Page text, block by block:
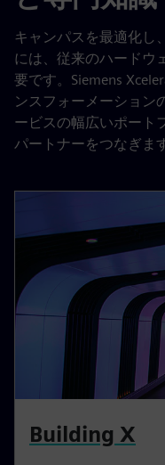
キャンパスを最適化し
には、従来のハードウ
要です。Siemens
ンスフォーメーション
ービスの幅広いポート
パートナーをつなぎま
Building X